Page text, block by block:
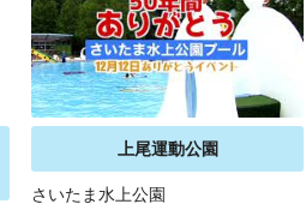
上尾運動公園
さいたま水上公園